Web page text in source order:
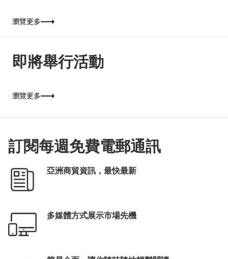
（7月15日）上午11時將舉行開幕典禮，由香
主禮嘉賓及致開幕辭，香港貿易發展局主席馬
今年書展以「從香港閱讀世界：文創傳承．旅
「揭開文學心度遊」為主題，以「本地眼」和
有多組互動裝置，按參觀者的性格及喜好推薦
跨越地域的文學之旅。
瀏覽更多
即將舉行活動
瀏覽更多
訂閱每週免費電郵通訊
亞洲商貿資訊，最快最新
多媒體方式展示市場先機